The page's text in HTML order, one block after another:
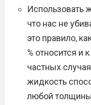
Использовать
что нас не
это правило,
% относится и
частных
жидкость
любой